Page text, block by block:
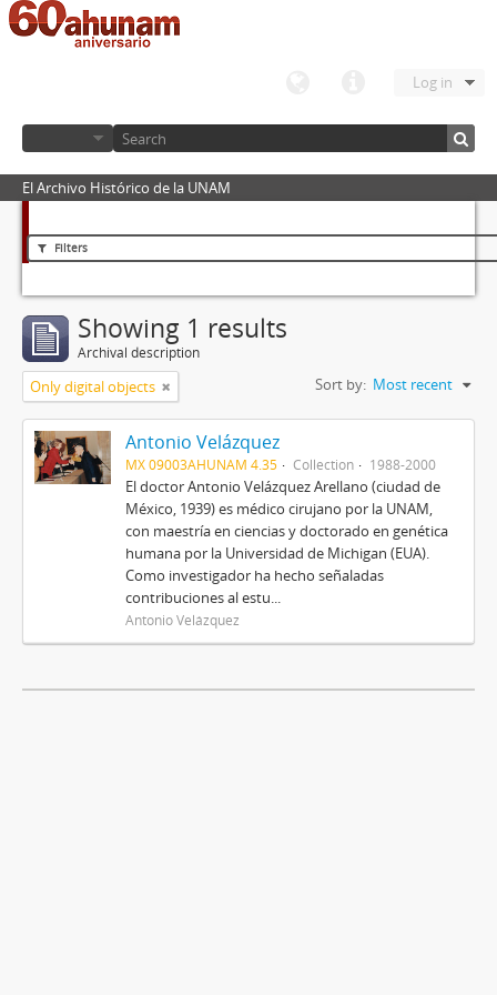
Log in
El Archivo Histórico de la UNAM
Filters
Showing 1 results
Archival description
Only digital objects Sort by: Most recent
Antonio Velázquez
MX 09003AHUNAM 4.35 Collection 1988-2000
El doctor Antonio Velázquez Arellano (ciudad de
México, 1939) es médico cirujano por la UNAM,
con maestría en ciencias y doctorado en genética
humana por la Universidad de Michigan (EUA).
Como investigador ha hecho señaladas
contribuciones al estu...
Antonio Velázquez